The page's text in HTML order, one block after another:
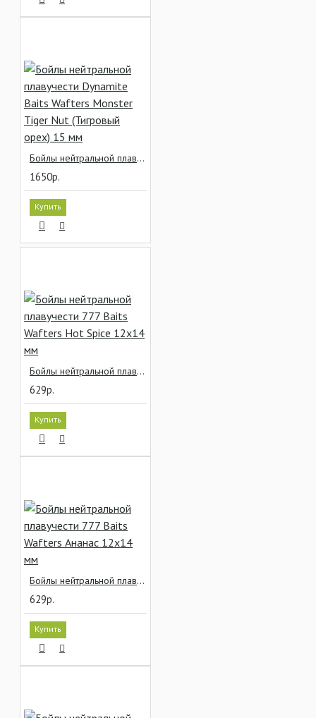
Бойлы нейтральной плавучести Dynamite Baits Wafters Monster Tiger Nut (Тигровый орех) 15 мм
1650р.
Купить
Бойлы нейтральной плавучести 777 Baits Wafters Hot Spice 12x14 мм
629р.
Купить
Бойлы нейтральной плавучести 777 Baits Wafters Ананас 12x14 мм
629р.
Купить